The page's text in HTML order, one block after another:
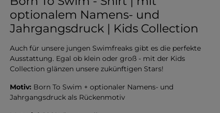
optionalem Namens- und
Jahrgangsdruck | Kids Collection
Auch für unsere jungen Swimfreaks gibt es die perfekte
Ausstattung. Egal ob klein oder groß - mit der Kids
Collection glänzen unsere zukünftigen Stars!
Motiv: Born To Swim + optionaler Namens- und
Jahrgangsdruck als Rückenmotiv